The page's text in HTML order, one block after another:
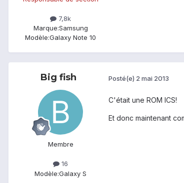
7,8k
Marque:Samsung
Modèle:Galaxy Note 10
Big fish
Membre
16
Modèle:Galaxy S
Posté(e) 2 mai 2013
C'était une ROM ICS!
Et donc maintenant